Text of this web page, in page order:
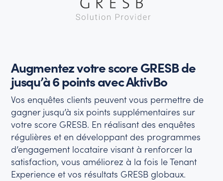
Augmentez votre score GRESB de
jusqu’à 6 points avec AktivBo
Vos enquêtes clients peuvent vous permettre de
gagner jusqu’à six points supplémentaires sur
votre score GRESB. En réalisant des enquêtes
régulières et en développant des programmes
d’engagement locataire visant à renforcer la
satisfaction, vous améliorez à la fois le Tenant
Experience et vos résultats GRESB globaux.